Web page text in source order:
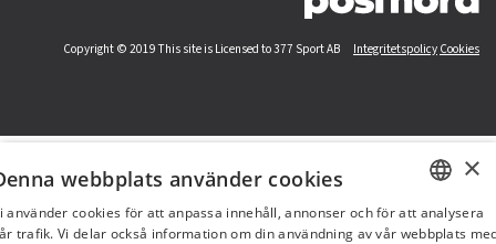
Copyright © 2019 This site is Licensed to 377 Sport AB Integritetspolicy Cookies
SWEDISH
×
webbplats använder cookies
använder cookies för att anpassa innehåll, annonser och för att analysera
trafik. Vi delar också information om din användning av vår webbplats